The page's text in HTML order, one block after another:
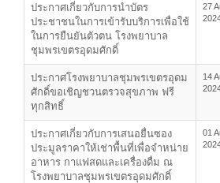
ประกาศเกี่ยวกับการนำบัตร
ประชาชนในการเข้ารับบริการเพื่อใช้
ในการยืนยันตัวตน โรงพยาบาล
ชุมพรเขตรอุดมศักดิ์
27
ประกาศโรงพยาบาลชุมพรเขตรอุดม
ศักดิ์ขอเชิญชวนตรวจสุขภาพ ฟรี
ทุกสิทธิ์
14
ประกาศเกี่ยวกับการเสนอยื่นซอง
ประมูลราคาให้เช่าพื้นที่เพื่อจำหน่าย
อาหาร กาแฟสดและเครื่องดื่ม ณ
โรงพยาบาลชุมพรเขตรอุดมศักดิ์
01